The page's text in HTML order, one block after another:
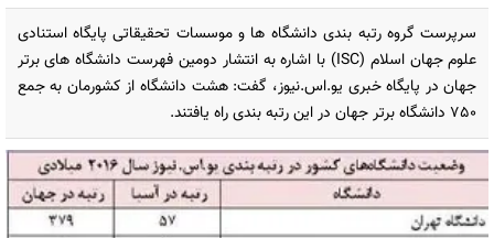
سرپرست گروه رتبه بندی دانشگاه ها و موسسات تحقیقاتی پایگاه استنادی
علوم جهان اسلام (ISC) با اشاره به انتشار دومین فهرست دانشگاه های برتر
جهان در پایگاه خبری یو.اس.نیوز، گفت: هشت دانشگاه از کشورمان به جمع
750 دانشگاه برتر جهان در این رتبه بندی راه یافتند.